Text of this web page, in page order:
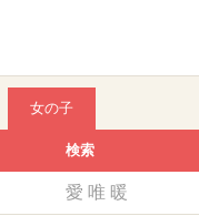
女の子
検索
愛 唯 暖